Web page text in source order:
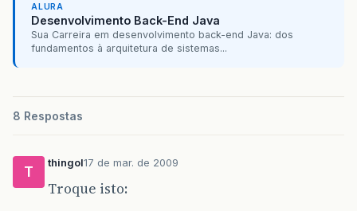
ALURA
Desenvolvimento Back-End Java
Sua Carreira em desenvolvimento back-end Java: dos
fundamentos à arquitetura de sistemas...
8 Respostas
T
thingol17 de mar. de 2009
Troque isto: